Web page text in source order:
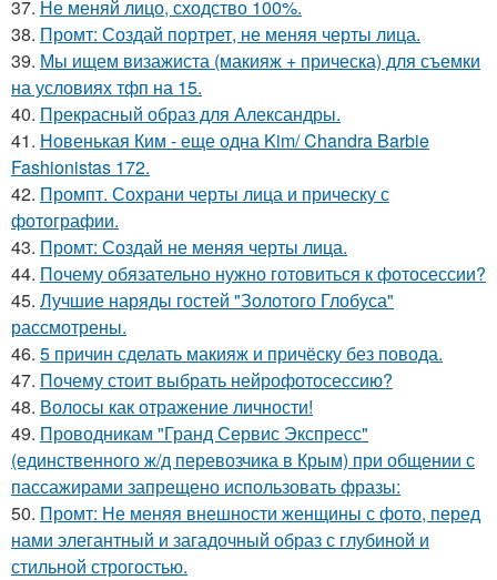
37. Не меняй лицо, сходство 100%.
38. Промт: Создай портрет, не меняя черты лица.
39. Мы ищем визажиста (макияж + прическа) для съемки
на условиях тфп на 15.
40. Прекрасный образ для Александры.
41. Новенькая Ким - еще одна Kim/ Chandra Barbie
Fashionistas 172.
42. Промпт. Сохрани черты лица и прическу с
фотографии.
43. Промт: Создай не меняя черты лица.
44. Почему обязательно нужно готовиться к фотосессии?
45. Лучшие наряды гостей "Золотого Глобуса"
рассмотрены.
46. 5 причин сделать макияж и причёску без повода.
47. Почему стоит выбрать нейрофотосессию?
48. Волосы как отражение личности!
49. Проводникам "Гранд Сервис Экспресс"
(единственного ж/д перевозчика в Крым) при общении с
пассажирами запрещено использовать фразы:
50. Промт: Не меняя внешности женщины с фото, перед
нами элегантный и загадочный образ с глубиной и
стильной строгостью.